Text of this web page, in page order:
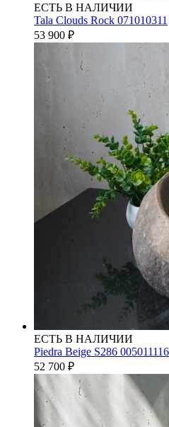
ЕСТЬ В НАЛИЧИИ
Tala Clouds Rock 071010311
53 900 ₽
ЕСТЬ В НАЛИЧИИ
Piedra Beige S286
52 700 ₽